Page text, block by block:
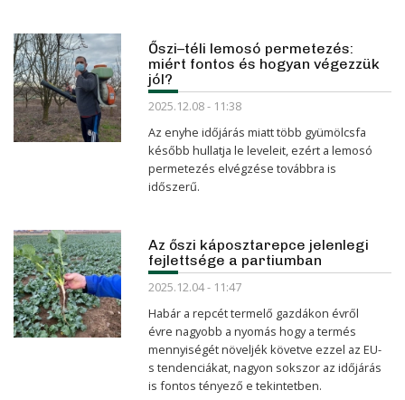
Őszi–téli lemosó permetezés:
miért fontos és hogyan végezzük
jól?
2025.12.08 - 11:38
Az enyhe időjárás miatt több gyümölcsfa
később hullatja le leveleit, ezért a lemosó
permetezés elvégzése továbbra is
időszerű.
Az őszi káposztarepce jelenlegi
fejlettsége a partiumban
2025.12.04 - 11:47
Habár a repcét termelő gazdákon évről
évre nagyobb a nyomás hogy a termés
mennyiségét növeljék követve ezzel az EU-
s tendenciákat, nagyon sokszor az időjárás
is fontos tényező e tekintetben.